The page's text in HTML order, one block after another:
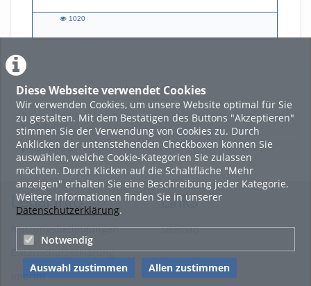
Diese Webseite verwendet Cookies
Wir verwenden Cookies, um unsere Website optimal für Sie
zu gestalten. Mit dem Bestätigen des Buttons "Akzeptieren"
stimmen Sie der Verwendung von Cookies zu. Durch
Anklicken der untenstehenden Checkboxen können Sie
auswählen, welche Cookie-Kategorien Sie zulassen
möchten. Durch Klicken auf die Schaltfläche "Mehr
anzeigen" erhalten Sie eine Beschreibung jeder Kategorie.
Weitere Informationen finden Sie in unserer
Datenschutzerklärung.
Notwendig
Auswahl zustimmen Allen zustimmen
1020
LADE MEHR
Featured
Beliebtheit
Legal Info
Nutzungsbedingungen
Datenschutzerklärung
Imprint
Links
Sitemap